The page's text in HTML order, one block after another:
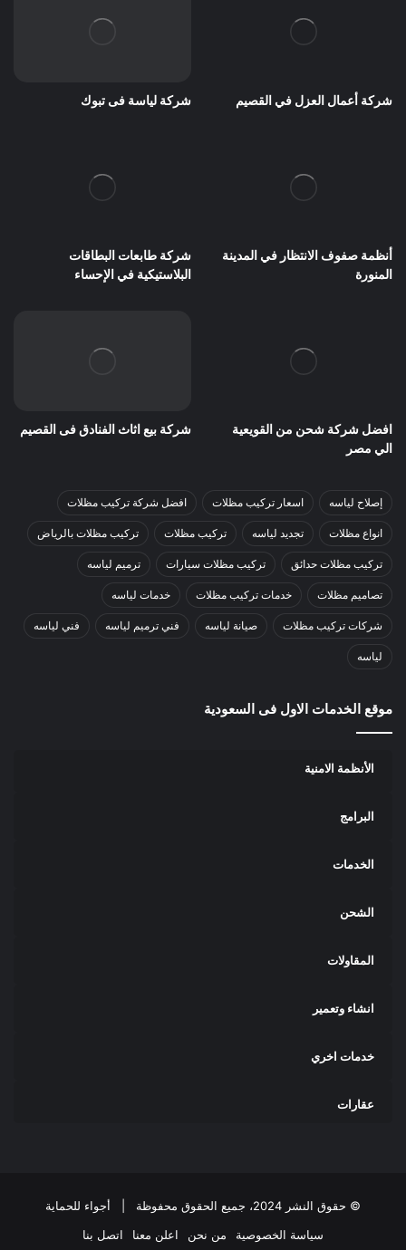
شركة أعمال العزل في القصيم شركة لياسة فى تبوك
أنظمة صفوف الانتظار في المدينة
المنورة
شركة طابعات البطاقات
البلاستيكية في الإحساء
افضل شركة شحن من القويعية
الي مصر
شركة بيع اثاث الفنادق فى القصيم
إصلاح لياسه اسعار تركيب مظلات افضل شركة تركيب مظلات
انواع مظلات تجديد لياسه تركيب مظلات تركيب مظلات بالرياض
تركيب مظلات حدائق تركيب مظلات سيارات ترميم لياسه
تصاميم مظلات خدمات تركيب مظلات خدمات لياسه
شركات تركيب مظلات صيانة لياسه فني ترميم لياسه فني لياسه
لياسه
موقع الخدمات الاول فى السعودية
الأنظمة الامنية
البرامج
الخدمات
الشحن
المقاولات
انشاء وتعمير
خدمات اخري
عقارات
© حقوق النشر 2024، جميع الحقوق محفوظة |
أجواء للحماية
سياسة الخصوصية
من نحن اعلن معنا اتصل بنا